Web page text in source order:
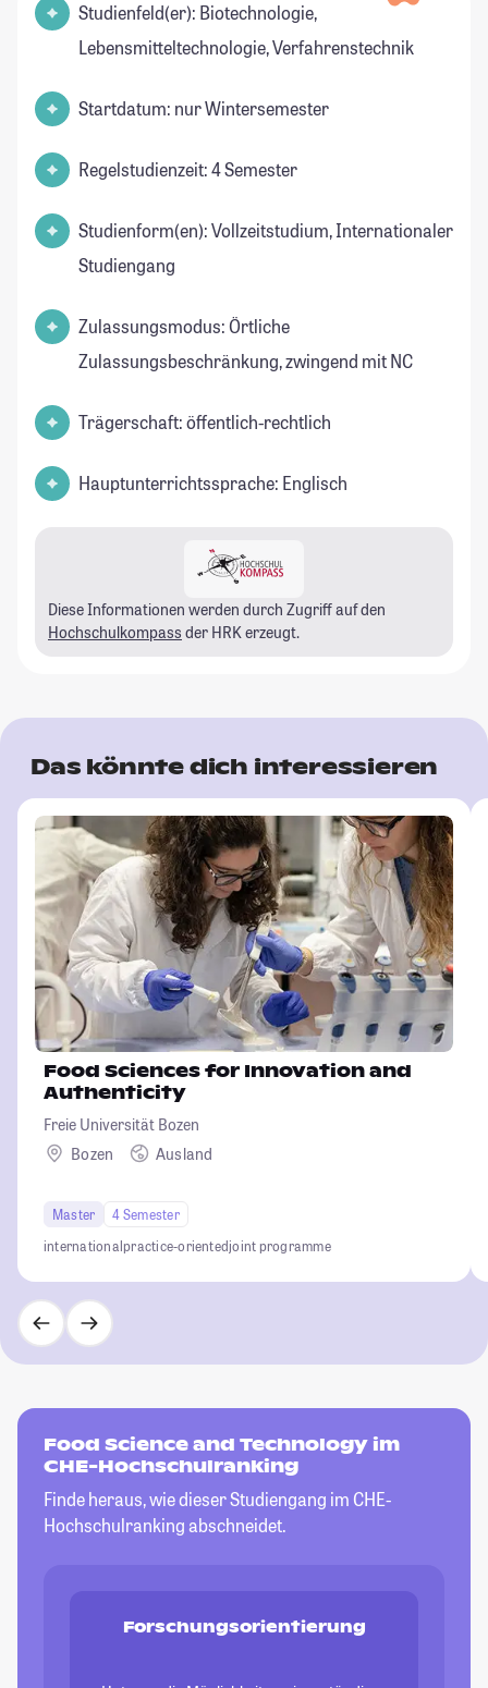
Studienfeld(er): Biotechnologie,
Lebensmitteltechnologie, Verfahrenstechnik
Startdatum: nur Wintersemester
Regelstudienzeit: 4 Semester
Studienform(en): Vollzeitstudium, Internationaler
Studiengang
Zulassungsmodus: Örtliche
Zulassungsbeschränkung, zwingend mit NC
Trägerschaft: öffentlich-rechtlich
Hauptunterrichtssprache: Englisch
Diese Informationen werden durch Zugriff auf den
Hochschulkompass der HRK erzeugt.
Das könnte dich interessieren
Food Sciences for Innovation and
Authenticity
Freie Universität Bozen
Bozen
Ausland
Master
4 Semester
internationalpractice-orientedjoint programme
Food Science and Technology im
CHE-Hochschulranking
Finde heraus, wie dieser Studiengang im CHE-
Hochschulranking abschneidet.
Forschungsorientierung